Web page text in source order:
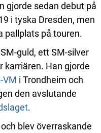
gjorde sedan debut på
i tyska Dresden, men
pallplats på touren.
guld, ett SM-silver
karriären. Han gjorde
VM i Trondheim och
den avslutande
.
blev överraskande